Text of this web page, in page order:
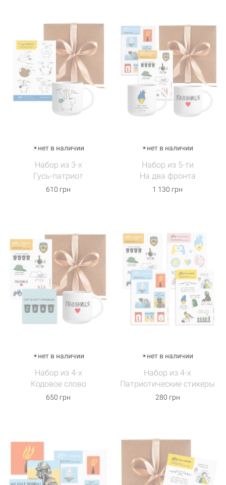
нет в наличии
Набор из 3-х
Гусь-патриот
610 грн
нет в наличии
Набор из 5-ти
На два фронта
1 130 грн
нет в наличии
Набор из 4-х
Кодовое слово
650 грн
нет в наличии
Набор из 4-х
Патриотические стикеры
280 грн